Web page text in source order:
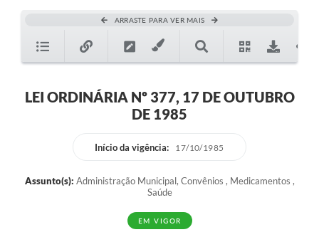
ARRASTE PARA VER MAIS
LEI ORDINÁRIA Nº 377, 17 DE OUTUBRO
DE 1985
Início da vigência: 17/10/1985
Assunto(s): Administração Municipal, Convênios , Medicamentos ,
Saúde
EM VIGOR